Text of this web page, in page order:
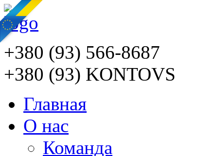
+380 (93) 566-8687
+380 (93) KONTOVS
Главная
О нас
Команда